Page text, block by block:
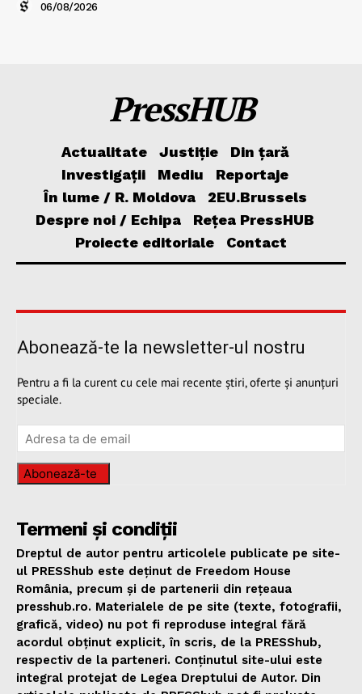
06/08/2026
PressHUB
Actualitate Justiție
Din țară
Investigații
Mediu
Reportaje
În lume / R. Moldova
2EU.Brussels
Despre noi / Echipa
Rețea PressHUB
Proiecte editoriale
Contact
Abonează-te la newsletter-ul nostru
Pentru a fi la curent cu cele mai recente știri, oferte și anunțuri
speciale.
Abonează-te
Termeni și condiții
Dreptul de autor pentru articolele publicate pe site-
ul PRESShub este deținut de Freedom House
România, precum și de partenerii din rețeaua
presshub.ro. Materialele de pe site (texte, fotografii,
grafică, video) nu pot fi reproduse integral fără
acordul obținut explicit, în scris, de la PRESShub,
respectiv de la parteneri. Conținutul site-ului este
integral protejat de Legea Dreptului de Autor. Din